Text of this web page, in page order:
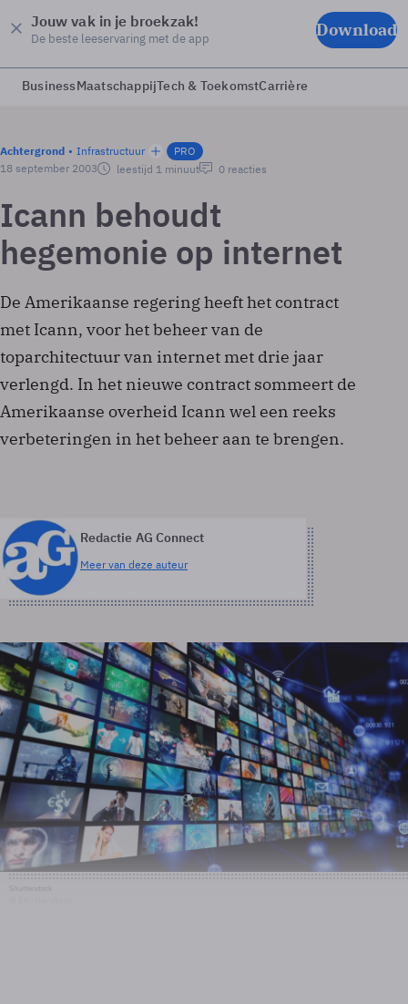
Jouw vak in je broekzak!
De beste leeservaring met de app Download
BusinessMaatschappijTech & ToekomstCarrière
Achtergrond Infrastructuur
PRO
18 september 2003
leestijd 1 minuut 0 reacties
Icann behoudt
hegemonie op internet
De Amerikaanse regering heeft het contract
met Icann, voor het beheer van de
toparchitectuur van internet met drie jaar
verlengd. In het nieuwe contract sommeert de
Amerikaanse overheid Icann wel een reeks
verbeteringen in het beheer aan te brengen.
Redactie AG Connect
Meer van deze auteur